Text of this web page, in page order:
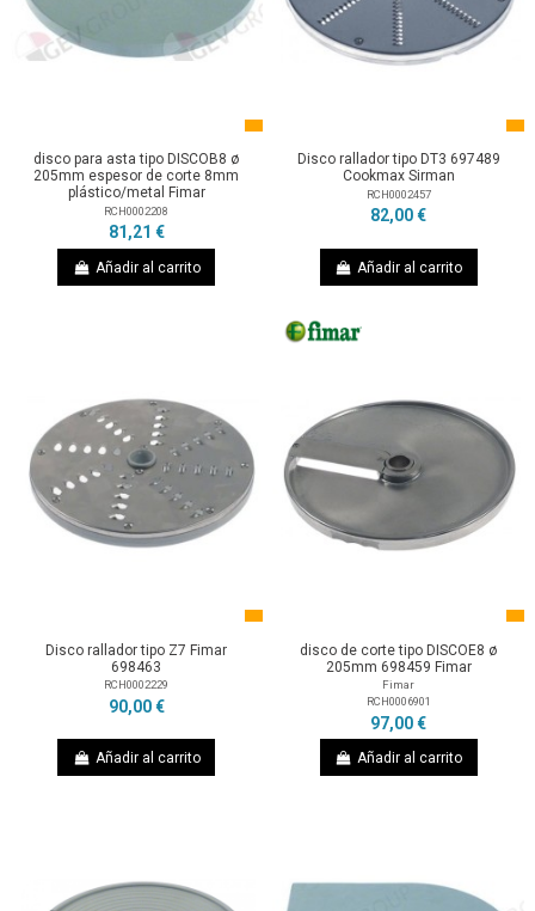
disco para asta tipo DISCOB8 ø
205mm espesor de corte 8mm
plástico/metal Fimar
RCH0002208
81,21 €
Añadir al carrito
Disco rallador tipo DT3 697489
Cookmax Sirman
RCH0002457
82,00 €
Añadir al carrito
Disco rallador tipo Z7 Fimar
698463
RCH0002229
90,00 €
Añadir al carrito
disco de corte tipo DISCOE8 ø
205mm 698459 Fimar
Fimar
RCH0006901
97,00 €
Añadir al carrito